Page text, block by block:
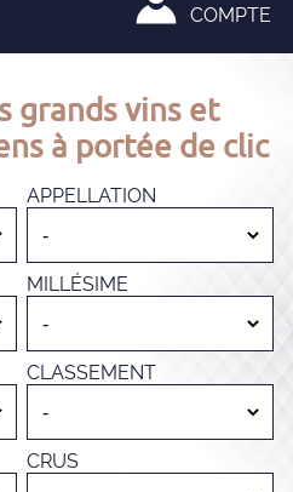
COMPTE
grands vins et
à portée de clic
APPELLATION
MILLÉSIME
CLASSEMENT
CRUS